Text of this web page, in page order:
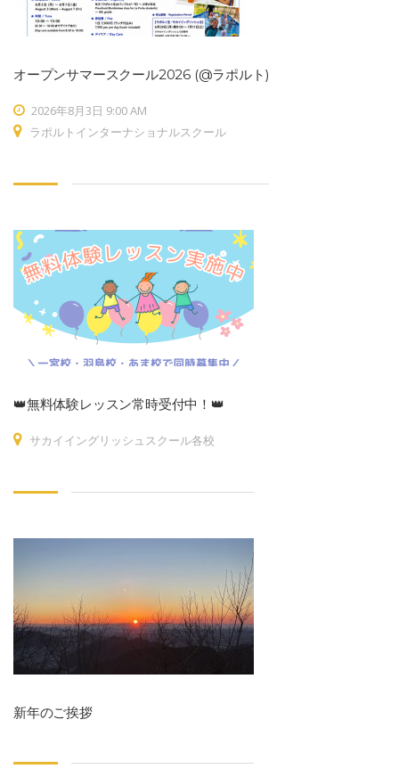
オープンサマースクール2026 (@ラポルト)
2026年8月3日 9:00 AM
ラポルトインターナショナルスクール
👑無料体験レッスン常時受付中！👑
サカイイングリッシュスクール各校
新年のご挨拶